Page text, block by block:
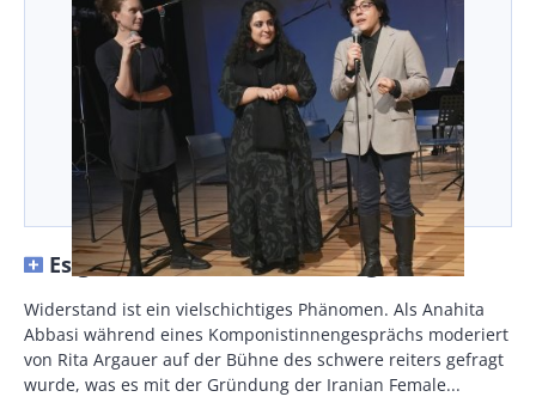
Es geht um Selbstbestimmung
Body
Widerstand ist ein vielschichtiges Phänomen. Als Anahita
Abbasi während eines Komponistinnengesprächs moderiert
von Rita Argauer auf der Bühne des schwere reiters gefragt
wurde, was es mit der Gründung der Iranian Female...